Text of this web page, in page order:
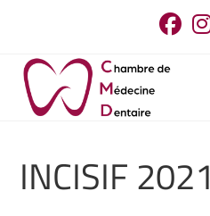
INCISIF 2021